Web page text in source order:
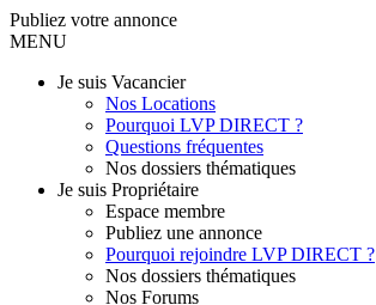
Publiez votre annonce
MENU
Je suis Vacancier
Nos Locations
Pourquoi LVP DIRECT ?
Questions fréquentes
Nos dossiers thématiques
Je suis Propriétaire
Espace membre
Publiez une annonce
Pourquoi rejoindre LVP DIRECT ?
Nos dossiers thématiques
Nos Forums